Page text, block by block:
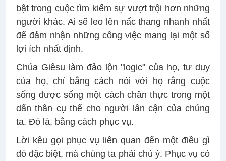
bật trong cuộc tìm kiếm sự vượt trội hơn những
người khác. Ai sẽ leo lên nấc thang nhanh nhất
để đảm nhận những công việc mang lại một số
lợi ích nhất định.
Chúa Giêsu làm đảo lộn "logic" của họ, tư duy
của họ, chỉ bằng cách nói với họ rằng cuộc
sống được sống một cách chân thực trong một
dấn thân cụ thể cho người lân cận của chúng
ta. Đó là, bằng cách phục vụ.
Lời kêu gọi phục vụ liên quan đến một điều gì
đó đặc biệt, mà chúng ta phải chú ý. Phục vụ có